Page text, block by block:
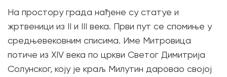
На простору града нађене су статуе и
жртвеници из II и III века. Први пут се спомиње у
средњевековним списима. Име Митровица
потиче из XIV века по цркви Светог Димитрија
Солунског, коју је краљ Милутин даровао својој